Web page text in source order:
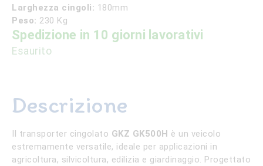
Larghezza cingoli: 180mm
Peso: 230 Kg
Spedizione in 10 giorni lavorativi
Esaurito
Descrizione
Il transporter cingolato GKZ GK500H è un veicolo
estremamente versatile, ideale per applicazioni in
agricoltura, silvicoltura, edilizia e giardinaggio. Progettato